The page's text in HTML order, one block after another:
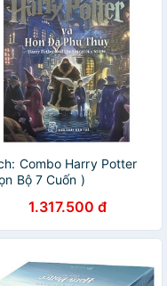
Combo Harry Potter
Bộ 7 Cuốn )
1.317.500 đ